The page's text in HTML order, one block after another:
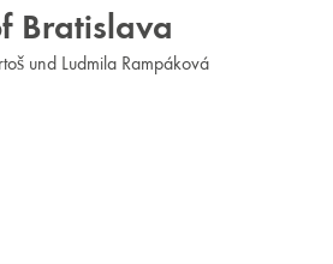
Bratislava
und Ludmila Rampáková